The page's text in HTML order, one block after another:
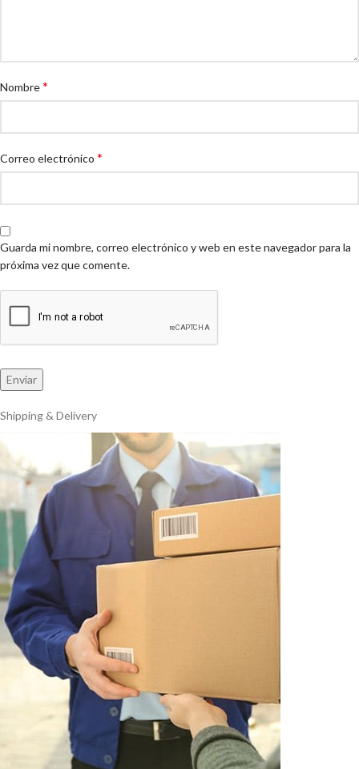
Nombre*
Correo electrónico *
Guarda mi nombre, correo electrónico y web en este navegador para la
próxima vez que comente.
Shipping & Delivery